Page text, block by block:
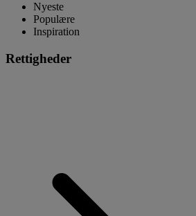
Nyeste
Populære
Inspiration
Rettigheder